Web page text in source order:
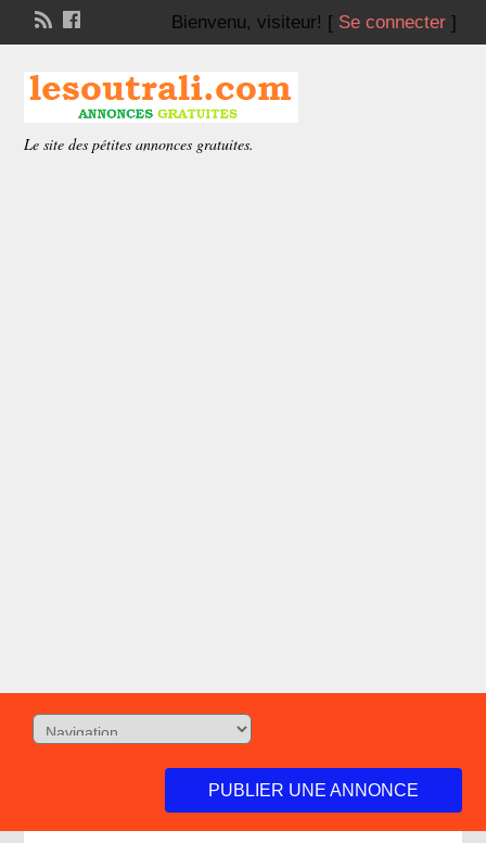
Bienvenu, visiteur! [ Se connecter]
Le site des pétites annonces gratuites.
PUBLIER UNE ANNONCE